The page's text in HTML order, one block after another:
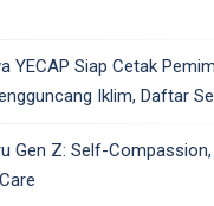
YECAP Siap Cetak
Iklim, Daftar
Gen Z: Self-Compassion,